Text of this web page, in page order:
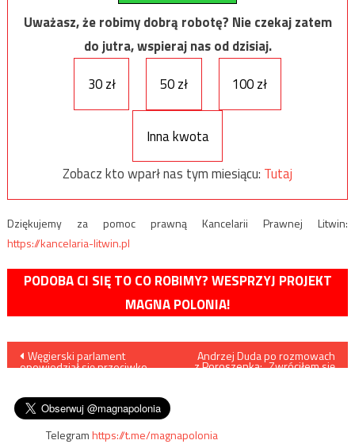
Uważasz, że robimy dobrą robotę? Nie czekaj zatem
do jutra, wspieraj nas od dzisiaj.
30 zł
50 zł 100 zł
Inna kwota
Zobacz kto wparł nas tym miesiącu: Tutaj
Dziękujemy za pomoc prawną Kancelarii Prawnej Litwin:
https://kancelaria-litwin.pl
PODOBA CI SIĘ TO CO ROBIMY? WESPRZYJ PROJEKT
MAGNA POLONIA!
Nawigacja
Węgierski parlament
opowiedział się przeciwko
Andrzej Duda po rozmowach
z Poroszenką: „Zwróciłem się
Telegramhttps://t.me/magnapolonia